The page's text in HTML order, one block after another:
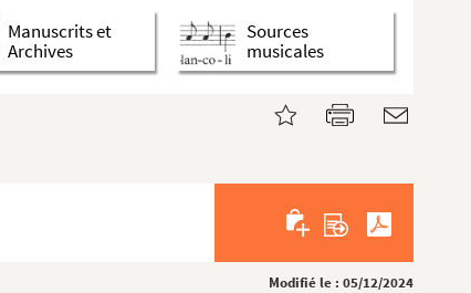
Manuscrits et
Archives
Sources
musicales
Modifié le : 05/12/2024